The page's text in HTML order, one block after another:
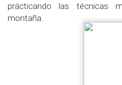
prácticando las técnicas
montaña.